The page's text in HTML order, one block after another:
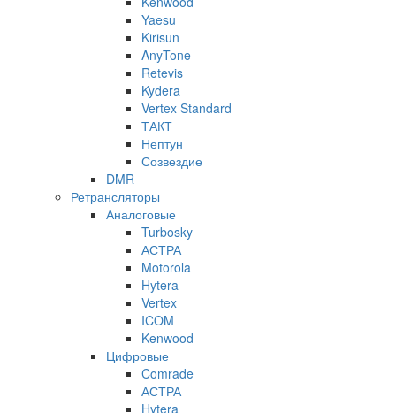
Yaesu
Kirisun
AnyTone
Retevis
Kydera
Vertex Standard
ТАКТ
Нептун
Созвездие
DMR
Ретрансляторы
Аналоговые
Turbosky
АСТРА
Motorola
Hytera
Vertex
ICOM
Kenwood
Цифровые
Comrade
АСТРА
Hytera